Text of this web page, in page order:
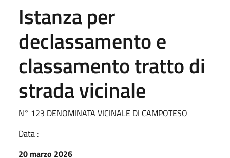
Istanza per
declassamento e
classamento tratto di
strada vicinale
N° 123 DENOMINATA VICINALE DI CAMPOTESO
Data :
20 marzo 2026